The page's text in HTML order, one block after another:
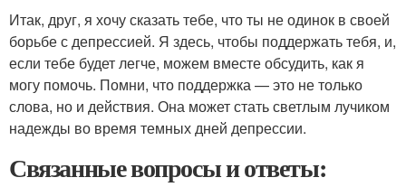
Итак, друг, я хочу сказать тебе, что ты не одинок в своей
борьбе с депрессией. Я здесь, чтобы поддержать тебя, и,
если тебе будет легче, можем вместе обсудить, как я
могу помочь. Помни, что поддержка — это не только
слова, но и действия. Она может стать светлым лучиком
надежды во время темных дней депрессии.
Связанные вопросы и ответы: